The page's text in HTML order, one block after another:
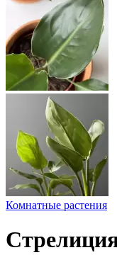
Комнатные растения